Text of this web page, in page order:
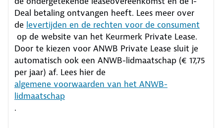
Deal betaling ontvangen heeft. Lees meer over
de levertijden en de rechten voor de consument
op de website van het Keurmerk Private Lease.
Door te kiezen voor ANWB Private Lease sluit je
automatisch ook een ANWB-lidmaatschap (€ 17,75
per jaar) af. Lees hier de
algemene voorwaarden van het ANWB-
lidmaatschap
.